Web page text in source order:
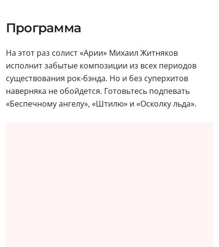
Программа
На этот раз солист «Арии» Михаил Житняков
исполнит забытые композиции из всех периодов
существования рок-бэнда. Но и без суперхитов
наверняка не обойдется. Готовьтесь подпевать
«Беспечному ангелу», «Штилю» и «Осколку льда».